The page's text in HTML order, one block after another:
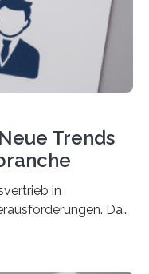
Trends
in
Das
Linnenbrink